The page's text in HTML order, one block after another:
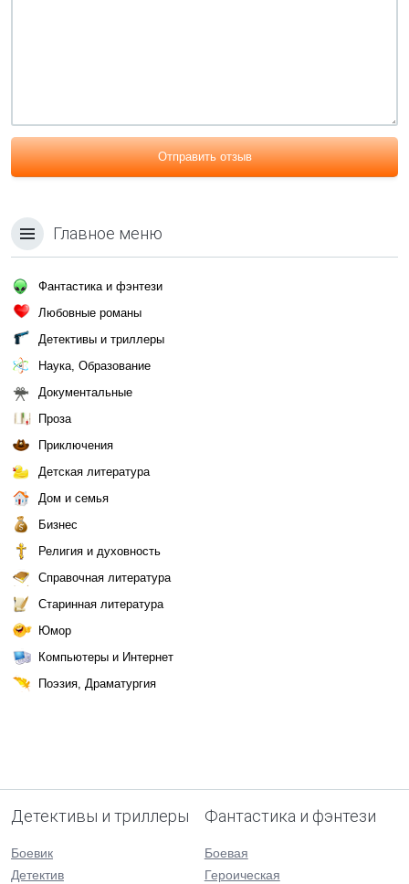
Отправить отзыв
Главное меню
Фантастика и фэнтези
Любовные романы
Детективы и триллеры
Наука, Образование
Документальные
Проза
Приключения
Детская литература
Дом и семья
Бизнес
Религия и духовность
Справочная литература
Старинная литература
Юмор
Компьютеры и Интернет
Поэзия, Драматургия
Детективы и триллеры
Боевик
Детектив
Фантастика и фэнтези
Боевая
Героическая